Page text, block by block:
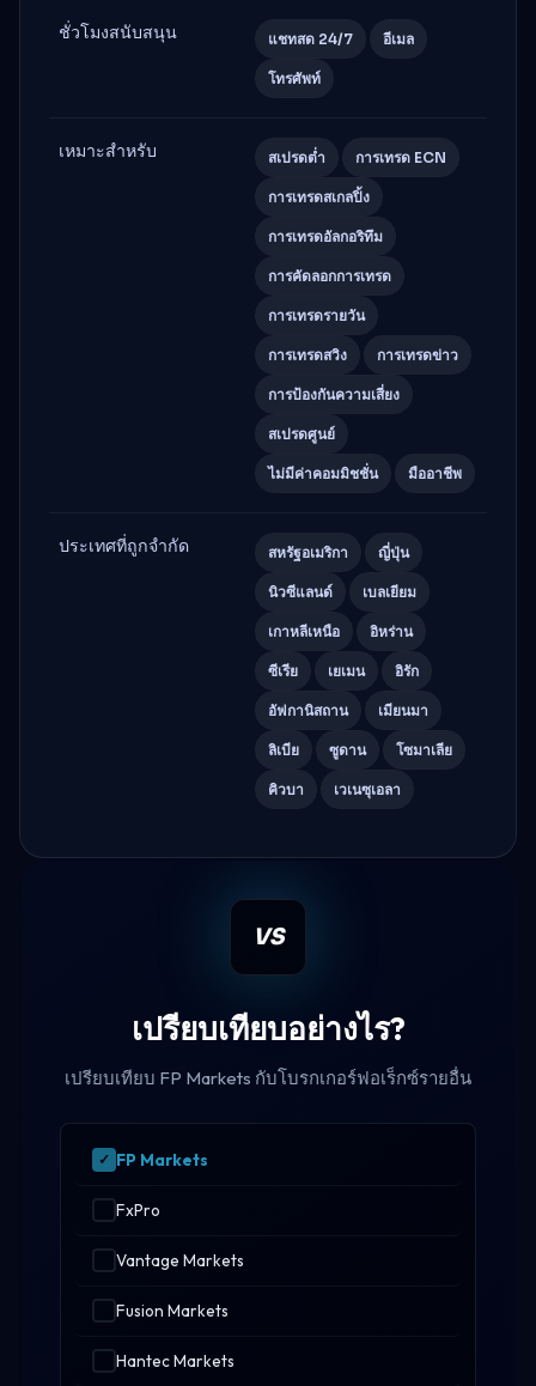
ชั่วโมงสนับสนุน แชทสด 24/7 อีเมล
โทรศัพท์
เหมาะสำหรับ สเปรดต่ำ การเทรด ECN
การเทรดสเกลปิ้ง
การเทรดอัลกอริทึม
การคัดลอกการเทรด
การเทรดรายวัน
การเทรดสวิง การเทรดข่าว
การป้องกันความเสี่ยง
สเปรดศูนย์
ไม่มีค่าคอมมิชชั่น มืออาชีพ
ประเทศที่ถูกจำกัด สหรัฐอเมริกา ญี่ปุ่น
นิวซีแลนด์ เบลเยียม
เกาหลีเหนือ อิหร่าน
ซีเรีย เยเมน อิรัก
อัฟกานิสถาน เมียนมา
ลิเบีย ซูดาน โซมาเลีย
คิวบา เวเนซุเอลา
VS
เปรียบเทียบอย่างไร?
เปรียบเทียบ FP Markets กับโบรกเกอร์ฟอเร็กซ์รายอื่น
FP Markets
FxPro
Vantage Markets
Fusion Markets
Hantec Markets